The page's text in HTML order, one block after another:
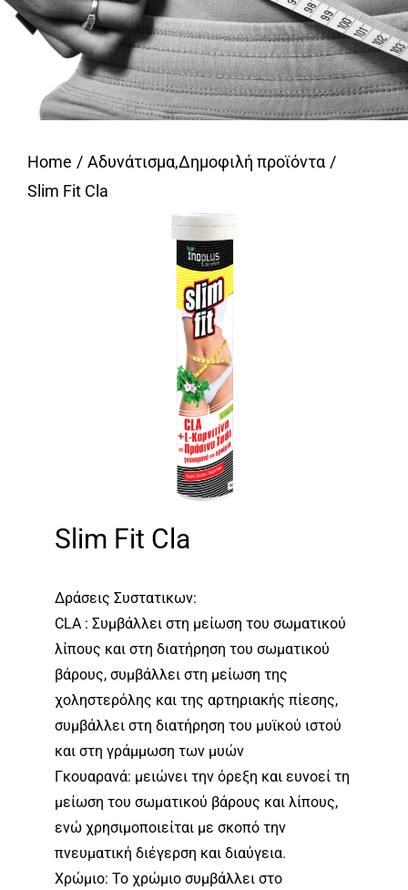
Home Αδυνάτισμα,Δημοφιλή προϊόντα
Slim Fit Cla
Slim Fit Cla
Δράσεις Συστατικων:
CLA : Συμβάλλει στη μείωση του σωματικού
λίπους και στη διατήρηση του σωματικού
βάρους, συμβάλλει στη μείωση της
χοληστερόλης και της αρτηριακής πίεσης,
συμβάλλει στη διατήρηση του μυϊκού ιστού
και στη γράμμωση των μυών
Γκουαρανά: μειώνει την όρεξη και ευνοεί τη
μείωση του σωματικού βάρους και λίπους,
ενώ χρησιμοποιείται με σκοπό την
πνευματική διέγερση και διαύγεια.
Χρώμιο: Το χρώμιο συμβάλλει στο